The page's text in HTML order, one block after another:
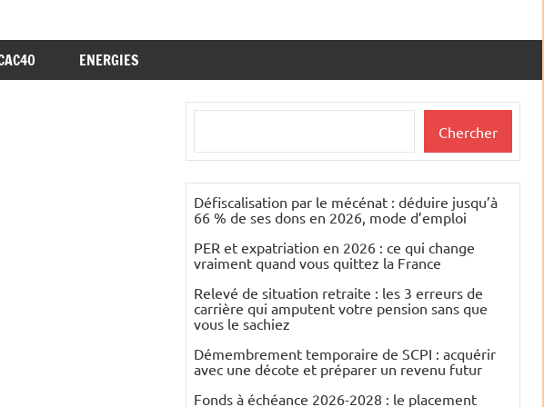
ENERGIES
Chercher
Défiscalisation par le mécénat : déduire jusqu’à
66 % de ses dons en 2026, mode d’emploi
PER et expatriation en 2026 : ce qui change
vraiment quand vous quittez la France
Relevé de situation retraite : les 3 erreurs de
carrière qui amputent votre pension sans que
vous le sachiez
Démembrement temporaire de SCPI : acquérir
avec une décote et préparer un revenu futur
Fonds à échéance 2026-2028 : le placement